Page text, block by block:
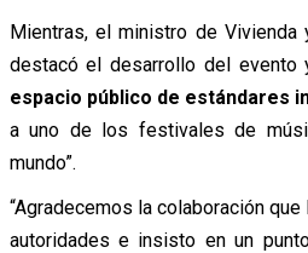
Mientras, el ministro de Vivienda
destacó el desarrollo del evento
espacio público de estándares
a uno de los festivales de
mundo”.
“Agradecemos la colaboración
autoridades e insisto en un